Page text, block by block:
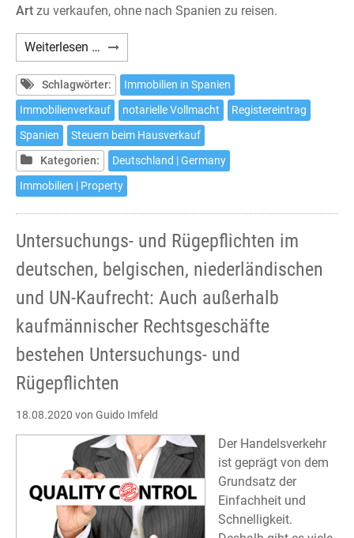
Art zu verkaufen, ohne nach Spanien zu reisen.
Weiterlesen … Wie
verkaufen
Sie
Ihr
Haus
in
Spanien
ohne
hierher
zu
kommen
Schlagwörter:
Immobilien in Spanien
Immobilienverkauf
notarielle Vollmacht
Registereintrag
Spanien
Steuern beim Hausverkauf
Kategorien:
Deutschland | Germany
Immobilien | Property
Untersuchungs- und Rügepflichten im
deutschen, belgischen, niederländischen
und UN-Kaufrecht: Auch außerhalb
kaufmännischer Rechtsgeschäfte
bestehen Untersuchungs- und
Rügepflichten
18.08.2020 von Guido Imfeld
Der Handelsverkehr
ist geprägt von dem
Grundsatz der
Einfachheit und
Schnelligkeit.